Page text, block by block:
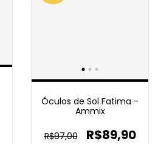
Óculos de Sol Fatima -
Ammix
R$97,00 R$89,90